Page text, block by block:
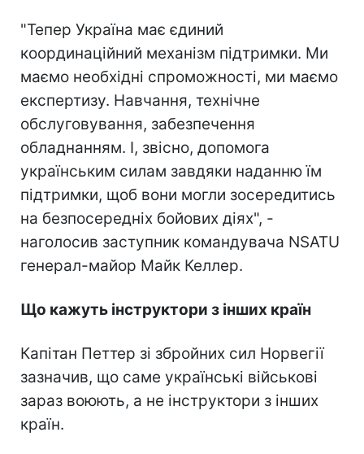
"Тепер Україна має єдиний
координаційний механізм підтримки. Ми
маємо необхідні спроможності, ми маємо
експертизу. Навчання, технічне
обслуговування, забезпечення
обладнанням. І, звісно, допомога
українським силам завдяки наданню їм
підтримки, щоб вони могли зосередитись
на безпосередніх бойових діях", -
наголосив заступник командувача NSATU
генерал-майор Майк Келлер.
Що кажуть інструктори з інших країн
Капітан Петтер зі збройних сил Норвегії
зазначив, що саме українські військові
зараз воюють, а не інструктори з інших
країн.